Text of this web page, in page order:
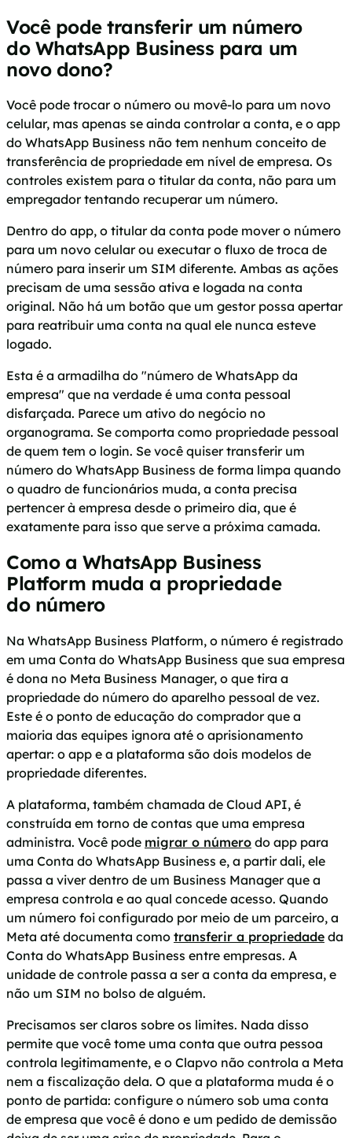
Você pode transferir um número
do WhatsApp Business para um
novo dono?
Você pode trocar o número ou movê-lo para um novo
celular, mas apenas se ainda controlar a conta, e o app
do WhatsApp Business não tem nenhum conceito de
transferência de propriedade em nível de empresa. Os
controles existem para o titular da conta, não para um
empregador tentando recuperar um número.
Dentro do app, o titular da conta pode mover o número
para um novo celular ou executar o fluxo de troca de
número para inserir um SIM diferente. Ambas as ações
precisam de uma sessão ativa e logada na conta
original. Não há um botão que um gestor possa apertar
para reatribuir uma conta na qual ele nunca esteve
logado.
Esta é a armadilha do "número de WhatsApp da
empresa" que na verdade é uma conta pessoal
disfarçada. Parece um ativo do negócio no
organograma. Se comporta como propriedade pessoal
de quem tem o login. Se você quiser transferir um
número do WhatsApp Business de forma limpa quando
o quadro de funcionários muda, a conta precisa
pertencer à empresa desde o primeiro dia, que é
exatamente para isso que serve a próxima camada.
Como a WhatsApp Business
Platform muda a propriedade
do número
Na WhatsApp Business Platform, o número é registrado
em uma Conta do WhatsApp Business que sua empresa
é dona no Meta Business Manager, o que tira a
propriedade do número do aparelho pessoal de vez.
Este é o ponto de educação do comprador que a
maioria das equipes ignora até o aprisionamento
apertar: o app e a plataforma são dois modelos de
propriedade diferentes.
A plataforma, também chamada de Cloud API, é
construída em torno de contas que uma empresa
administra. Você pode migrar o número do app para
uma Conta do WhatsApp Business e, a partir dali, ele
passa a viver dentro de um Business Manager que a
empresa controla e ao qual concede acesso. Quando
um número foi configurado por meio de um parceiro, a
Meta até documenta como transferir a propriedade da
Conta do WhatsApp Business entre empresas. A
unidade de controle passa a ser a conta da empresa, e
não um SIM no bolso de alguém.
Precisamos ser claros sobre os limites. Nada disso
permite que você tome uma conta que outra pessoa
controla legitimamente, e o Clapvo não controla a Meta
nem a fiscalização dela. O que a plataforma muda é o
ponto de partida: configure o número sob uma conta
de empresa que você é dono e um pedido de demissão